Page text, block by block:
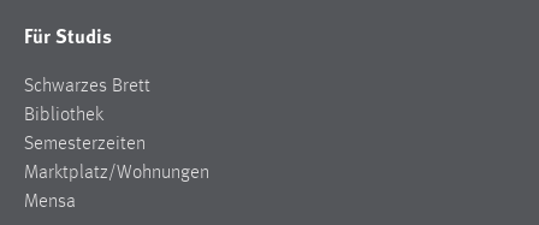
Für Studis
Schwarzes Brett
Bibliothek
Semesterzeiten
Marktplatz/Wohnungen
Mensa